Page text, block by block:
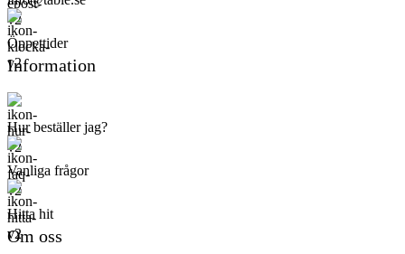
Öppettider
Information
Hur beställer jag?
Vanliga frågor
Hitta hit
Om oss